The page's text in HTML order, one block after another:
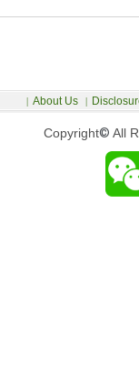
Copyright© All
| About Us |